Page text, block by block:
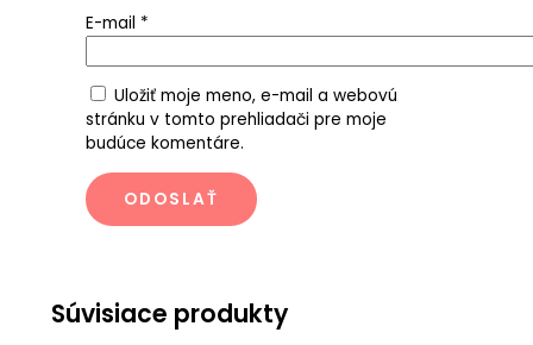
E-mail *
Uložiť moje meno, e-mail a webovú
stránku v tomto prehliadači pre moje
budúce komentáre.
Súvisiace produkty